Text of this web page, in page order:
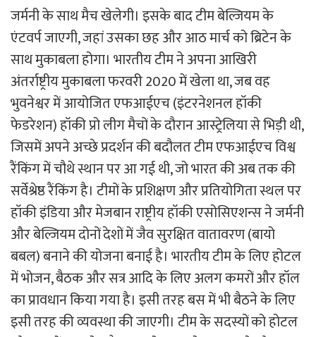
जर्मनी के साथ मैच खेलेगी। इसके बाद टीम बेल्जियम के
एंटवर्प जाएगी, जहां उसका छह और आठ मार्च को ब्रिटेन के
साथ मुकाबला होगा। भारतीय टीम ने अपना आखिरी
अंतर्राष्ट्रीय मुकाबला फरवरी 2020 में खेला था, जब वह
भुवनेश्वर में आयोजित एफआईएच (इंटरनेशनल हॉकी
फेडरेशन) हॉकी प्रो लीग मैचों के दौरान आस्ट्रेलिया से भिड़ी थी,
जिसमें अपने अच्छे प्रदर्शन की बदौलत टीम एफआईएच विश्व
रैंकिंग में चौथे स्थान पर आ गई थी, जो भारत की अब तक की
सर्वेश्रेष्ठ रैंकिंग है। टीमों के प्रशिक्षण और प्रतियोगिता स्थल पर
हॉकी इंडिया और मेजबान राष्ट्रीय हॉकी एसोसिएशन्स ने जर्मनी
और बेल्जियम दोनों देशों में जैव सुरक्षित वातावरण (बायो
बबल) बनाने की योजना बनाई है। भारतीय टीम के लिए होटल
में भोजन, बैठक और सत्र आदि के लिए अलग कमरों और हॉल
का प्रावधान किया गया है। इसी तरह बस में भी बैठने के लिए
इसी तरह की व्यवस्था की जाएगी। टीम के सदस्यों को होटल